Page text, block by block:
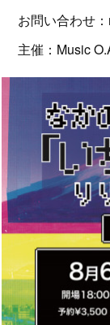
お問い合わせ
主催：Music